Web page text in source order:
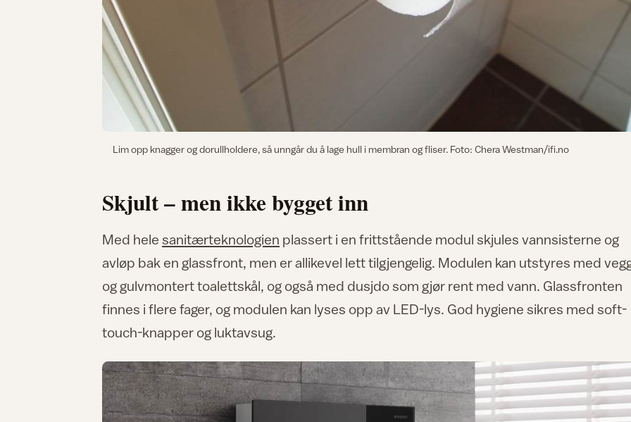
Lim opp knagger og dorullholdere, så unngår du å lage hull i membran og fliser. Foto: Chera Westman/ifi.no
Skjult – men ikke bygget inn
Med hele sanitærteknologien plassert i en frittstående modul skjules vannsisterne og
avløp bak en glassfront, men er allikevel lett tilgjengelig. Modulen kan utstyres med
og gulvmontert toalettskål, og også med dusjdo som gjør rent med vann. Glassfronten
finnes i flere fager, og modulen kan lyses opp av LED-lys. God hygiene sikres med soft-
touch-knapper og luktavsug.